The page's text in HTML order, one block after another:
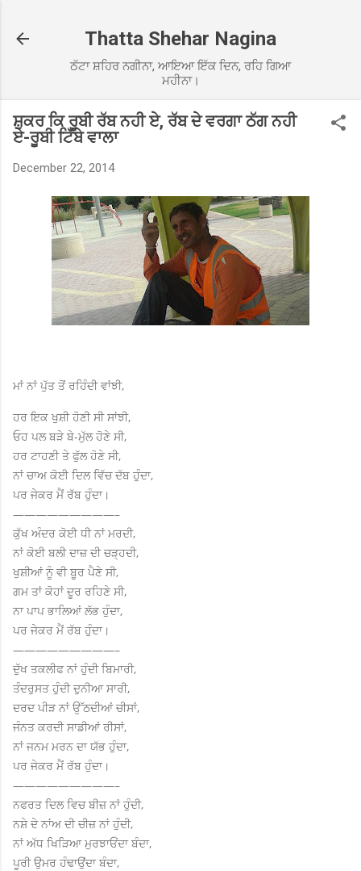
Thatta Shehar Nagina
ਠੱਟਾ ਸ਼ਹਿਰ ਨਗੀਨਾ, ਆਇਆ ਇੱਕ ਦਿਨ, ਰਹਿ ਗਿਆ
ਮਹੀਨਾ।
ਸ਼ੁਕਰ ਕਿ ਰੂਬੀ ਰੱਬ ਨਹੀ ਏ, ਰੱਬ ਦੇ ਵਰਗਾ ਠੱਗ ਨਹੀ
ਏ-ਰੂਬੀ ਟਿੱਬੇ ਵਾਲਾ
December 22, 2014
ਮਾਂ ਨਾਂ ਪੁੱਤ ਤੋਂ ਰਹਿੰਦੀ ਵਾਂਝੀ,
ਹਰ ਇਕ ਖੁਸ਼ੀ ਹੋਣੀ ਸੀ ਸਾਂਝੀ,
ਓਹ ਪਲ ਬੜੇ ਬੇ-ਮੁੱਲ ਹੋਣੇ ਸੀ,
ਹਰ ਟਾਹਣੀ ਤੇ ਫੁੱਲ ਹੋਣੇ ਸੀ,
ਨਾਂ ਚਾਅ ਕੋਈ ਦਿਲ ਵਿੱਚ ਦੱਬ ਹੁੰਦਾ,
ਪਰ ਜੇਕਰ ਮੈਂ ਰੱਬ ਹੁੰਦਾ।
—————————–
ਕੁੱਖ ਅੰਦਰ ਕੋਈ ਧੀ ਨਾਂ ਮਰਦੀ,
ਨਾਂ ਕੋਈ ਬਲੀ ਦਾਜ਼ ਦੀ ਚੜ੍ਹਦੀ,
ਖੁਸ਼ੀਆਂ ਨੂੰ ਵੀ ਬੂਰ ਪੈਣੇ ਸੀ,
ਗਮ ਤਾਂ ਕੋਹਾਂ ਦੂਰ ਰਹਿਣੇ ਸੀ,
ਨਾ ਪਾਪ ਭਾਲਿਆਂ ਲੱਭ ਹੁੰਦਾ,
ਪਰ ਜੇਕਰ ਮੈਂ ਰੱਬ ਹੁੰਦਾ।
—————————–
ਦੁੱਖ ਤਕਲੀਫ ਨਾਂ ਹੁੰਦੀ ਬਿਮਾਰੀ,
ਤੰਦਰੁਸਤ ਹੁੰਦੀ ਦੁਨੀਆ ਸਾਰੀ,
ਦਰਦ ਪੀੜ ਨਾਂ ਉੱਠਦੀਆਂ ਚੀਸਾਂ,
ਜੰਨਤ ਕਰਦੀ ਸਾਡੀਆਂ ਰੀਸਾਂ,
ਨਾਂ ਜਨਮ ਮਰਨ ਦਾ ਯੱਭ ਹੁੰਦਾ,
ਪਰ ਜੇਕਰ ਮੈਂ ਰੱਬ ਹੁੰਦਾ।
—————————–
ਨਫਰਤ ਦਿਲ ਵਿਚ ਬੀਜ਼ ਨਾਂ ਹੁੰਦੀ,
ਨਸ਼ੇ ਦੇ ਨਾਂਅ ਦੀ ਚੀਜ਼ ਨਾਂ ਹੁੰਦੀ,
ਨਾਂ ਅੱਧ ਖਿੜਿਆ ਮੁਰਝਾਓਂਦਾ ਬੰਦਾ,
ਪੂਰੀ ਉਮਰ ਹੰਢਾਉਂਦਾ ਬੰਦਾ,